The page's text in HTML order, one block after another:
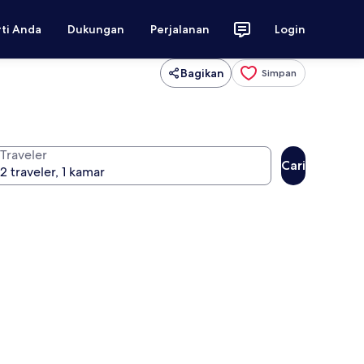
Anda Dukungan Perjalanan Login
Bagikan Simpan
Traveler
Cari